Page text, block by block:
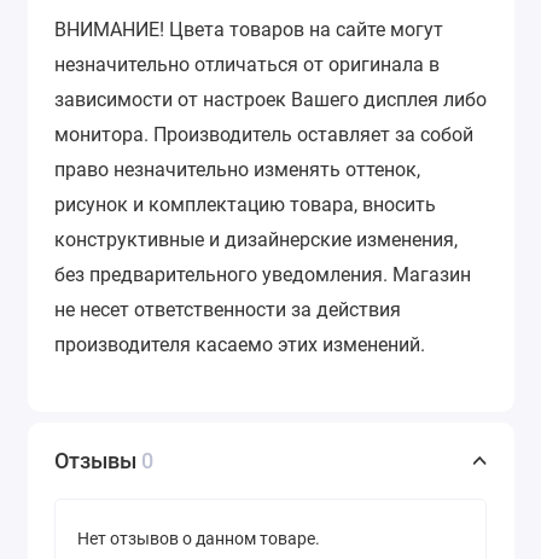
ВНИМАНИЕ! Цвета товаров на сайте могут
незначительно отличаться от оригинала в
зависимости от настроек Вашего дисплея либо
монитора. Производитель оставляет за собой
право незначительно изменять оттенок,
рисунок и комплектацию товара, вносить
конструктивные и дизайнерские изменения,
без предварительного уведомления. Магазин
не несет ответственности за действия
производителя касаемо этих изменений.
Отзывы 0
Нет отзывов о данном товаре.